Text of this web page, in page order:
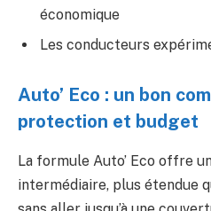
économique
Les conducteurs
Auto’ Eco : un bon
protection et budget
La formule Auto’ Eco offre
intermédiaire, plus étendue